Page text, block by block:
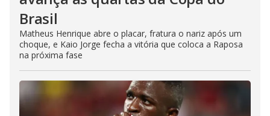
Brasil
Matheus Henrique abre o placar, fratura o nariz após um
choque, e Kaio Jorge fecha a vitória que coloca a Raposa
na próxima fase